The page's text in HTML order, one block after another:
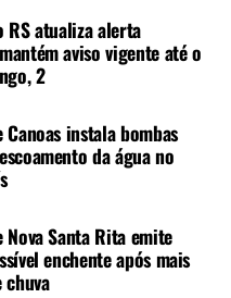
RS atualiza alerta
aviso vigente até o
2
Canoas instala bombas
da água no
Nova Santa Rita emite
enchente após mais